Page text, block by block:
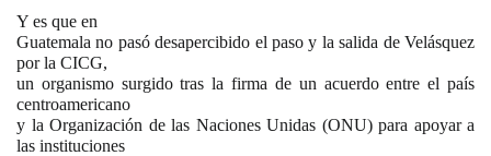
Y es que en
Guatemala no pasó desapercibido el paso y la salida de Velásquez
por la CICG,
un organismo surgido tras la firma de un acuerdo entre el país
centroamericano
y la Organización de las Naciones Unidas (ONU) para apoyar a
las instituciones